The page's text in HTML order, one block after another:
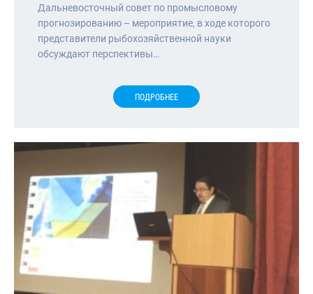
Дальневосточный совет по промысловому
прогнозированию – мероприятие, в ходе которого
представители рыбохозяйственной науки
обсуждают перспективы…
ПОДРОБНЕЕ